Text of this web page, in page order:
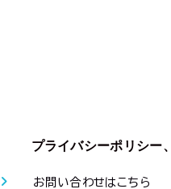
プライバシーポリシー
お問い合わせはこちら